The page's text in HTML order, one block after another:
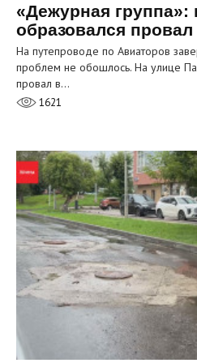
«Дежурная группа»:
образовался провал
На путепроводе по Авиаторов
проблем не обошлось. На улице
провал в…
1621